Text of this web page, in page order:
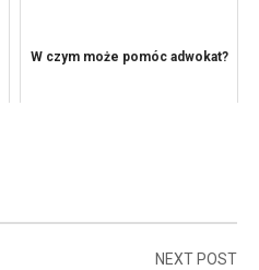
W czym może pomóc adwokat?
NEXT POST